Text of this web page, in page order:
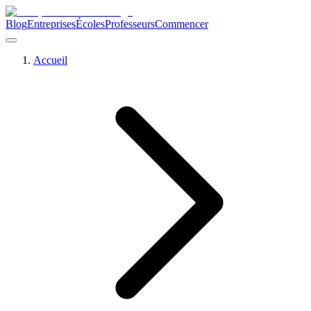
BlogEntreprisesÉcolesProfesseursCommencer
Accueil